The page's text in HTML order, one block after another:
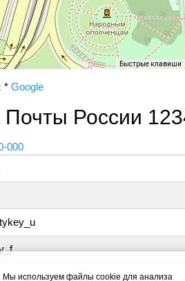
Быстрые клавиши
* Google
России
000
Мы используем файлы cookie для анализа